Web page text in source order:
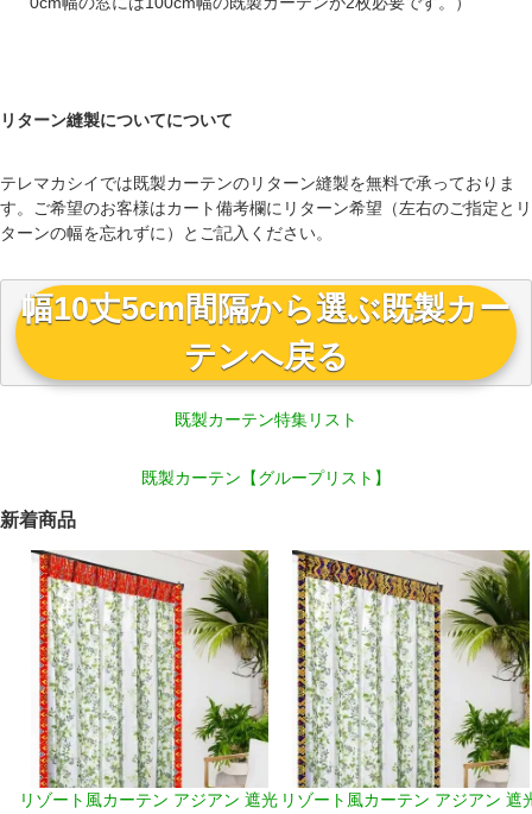
リターン縫製についてについて
テレマカシイでは既製カーテンのリターン縫製を無料で承っておりま
す。ご希望のお客様はカート備考欄にリターン希望（左右のご指定とリ
ターンの幅を忘れずに）とご記入ください。
幅10丈5cm間隔から選ぶ既製カー
テンへ戻る
既製カーテン特集リスト
既製カーテン【グループリスト】
新着商品
リゾート風カーテン アジアン 遮光 リゾート風カーテン アジアン 遮